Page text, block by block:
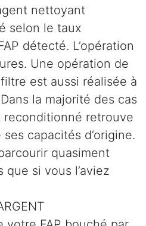
nettoyant
selon le taux
détecté. L’opération
Une opération de
est aussi réalisée à
la majorité des cas
retrouve
capacités d’origine.
quasiment
si vous l’aviez